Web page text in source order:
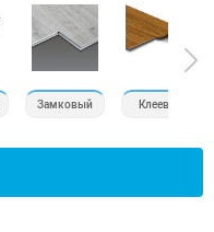
Замковый Клеевой